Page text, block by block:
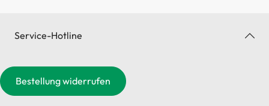
Service-Hotline
Bestellung widerrufen